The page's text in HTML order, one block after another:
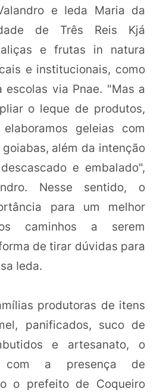
e Ieda Maria da
de Três Reis Kjá
e frutas in natura
e institucionais, como
escolas via Pnae. "Mas a
o leque de produtos,
geleias com
além da intenção
e embalado",
Nesse sentido, o
para um melhor
caminhos a serem
de tirar dúvidas para
Ieda.
produtoras de itens
panificados, suco de
e artesanato, o
com a presença de
o prefeito de Coqueiro